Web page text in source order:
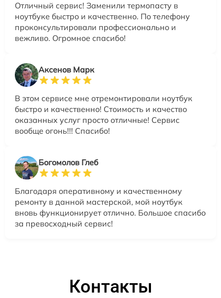
Отличный сервис! Заменили термопасту в
ноутбуке быстро и качественно. По телефону
проконсультировали профессионально и
вежливо. Огромное спасибо!
Аксенов Марк
В этом сервисе мне отремонтировали ноутбук
быстро и качественно! Стоимость и качество
оказанных услуг просто отличные! Сервис
вообще огонь!!! Спасибо!
Богомолов Глеб
Благодаря оперативному и качественному
ремонту в данной мастерской, мой ноутбук
вновь функционирует отлично. Большое спасибо
за превосходный сервис!
Контакты